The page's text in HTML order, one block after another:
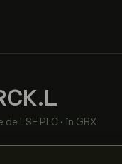
de LSE PLC • în GBX